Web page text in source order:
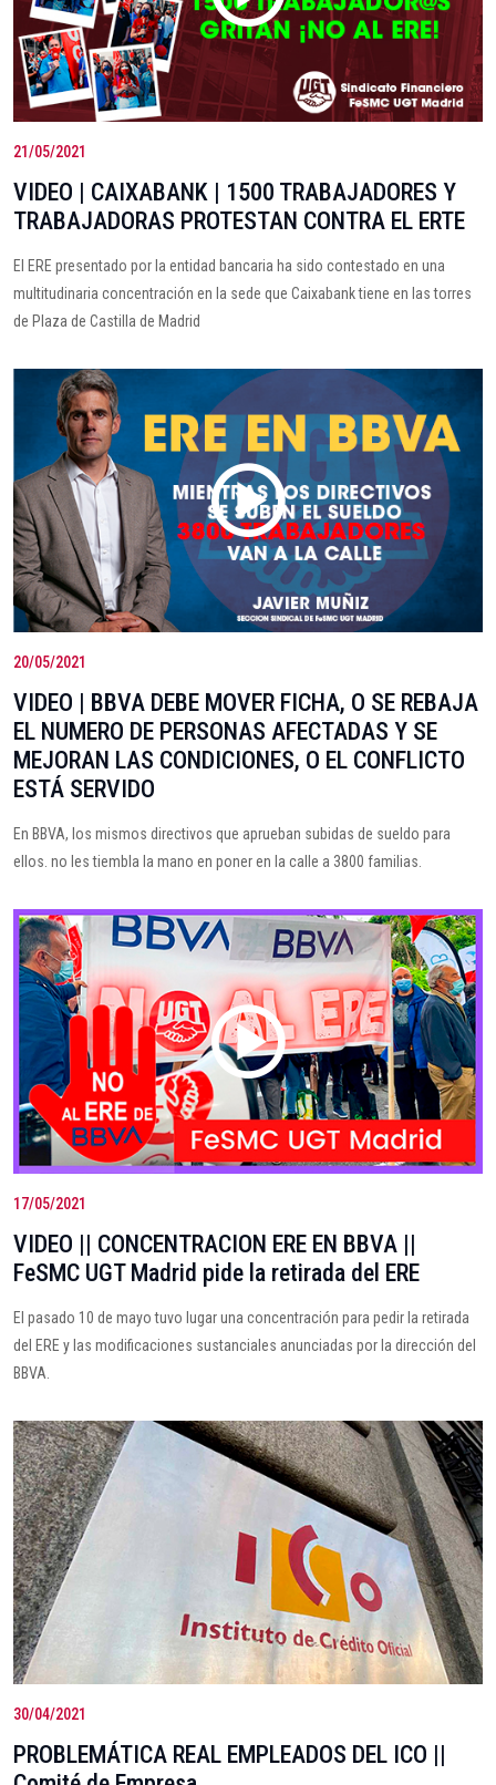
21/05/2021
VIDEO | CAIXABANK | 1500 TRABAJADORES Y
TRABAJADORAS PROTESTAN CONTRA EL ERTE
El ERE presentado por la entidad bancaria ha sido contestado en una
multitudinaria concentración en la sede que Caixabank tiene en las torres
de Plaza de Castilla de Madrid
20/05/2021
VIDEO | BBVA DEBE MOVER FICHA, O SE REBAJA
EL NUMERO DE PERSONAS AFECTADAS Y SE
MEJORAN LAS CONDICIONES, O EL CONFLICTO
ESTÁ SERVIDO
En BBVA, los mismos directivos que aprueban subidas de sueldo para
ellos. no les tiembla la mano en poner en la calle a 3800 familias.
17/05/2021
VIDEO || CONCENTRACION ERE EN BBVA ||
FeSMC UGT Madrid pide la retirada del ERE
El pasado 10 de mayo tuvo lugar una concentración para pedir la retirada
del ERE y las modificaciones sustanciales anunciadas por la dirección del
BBVA.
30/04/2021
PROBLEMÁTICA REAL EMPLEADOS DEL ICO ||